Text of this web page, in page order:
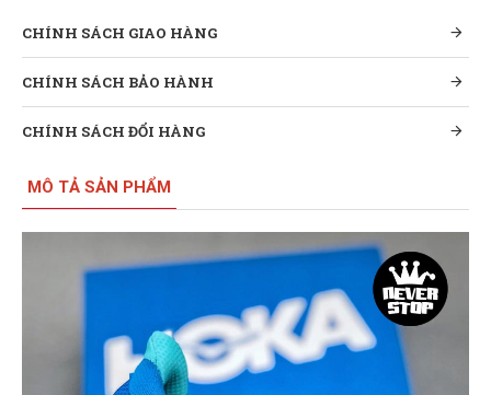
CHÍNH SÁCH GIAO HÀNG
CHÍNH SÁCH BẢO HÀNH
CHÍNH SÁCH ĐỔI HÀNG
MÔ TẢ SẢN PHẨM